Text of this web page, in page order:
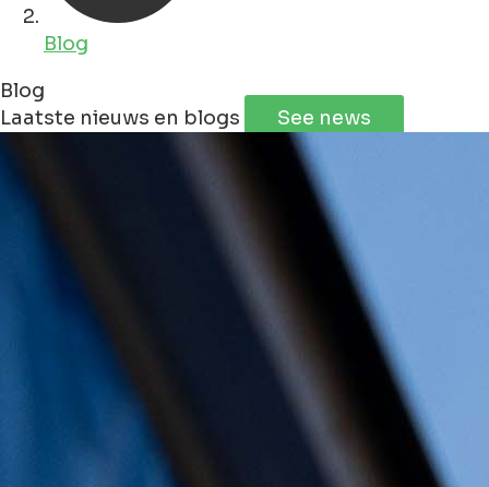
Blog
Blog
Laatste nieuws en blogs
See news